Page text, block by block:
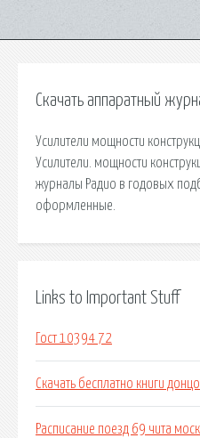
Скачать аппаратный
Усилители мощности
Усилители. мощности
журналы Радио в годовых
оформленные.
Links to Important Stuff
Гост 10394 72
Скачать бесплатно книги
Расписание поезд 69 чита